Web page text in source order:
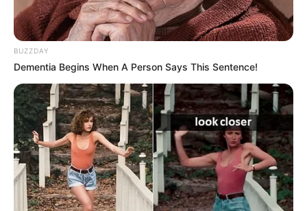
BUZZDAY
Dementia Begins When A Person Says This Sentence!